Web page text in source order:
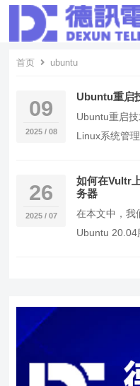
首页 ubuntu
09
2025 / 08
Ubuntu重启
Ubuntu重启
Linux系统管
26
2025 / 07
如何在Vultr
务器
在本文中，我
Ubuntu 20.04